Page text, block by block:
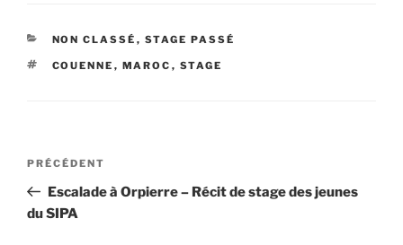
CATÉGORIES
NON CLASSÉ , STAGE PASSÉ
ÉTIQUETTES
COUENNE , MAROC , STAGE
Navigation
l’article
Article
précédent
PRÉCÉDENT
Escalade à Orpierre – Récit de stage des jeunes
du SIPA